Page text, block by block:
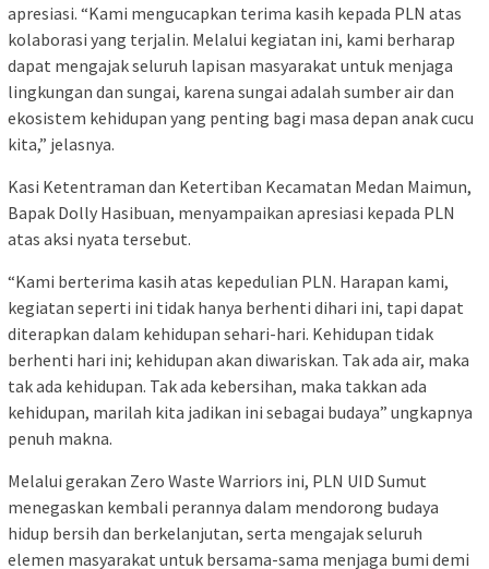
apresiasi. “Kami mengucapkan terima kasih kepada PLN atas
kolaborasi yang terjalin. Melalui kegiatan ini, kami berharap
dapat mengajak seluruh lapisan masyarakat untuk menjaga
lingkungan dan sungai, karena sungai adalah sumber air dan
ekosistem kehidupan yang penting bagi masa depan anak cucu
kita,” jelasnya.
Kasi Ketentraman dan Ketertiban Kecamatan Medan Maimun,
Bapak Dolly Hasibuan, menyampaikan apresiasi kepada PLN
atas aksi nyata tersebut.
“Kami berterima kasih atas kepedulian PLN. Harapan kami,
kegiatan seperti ini tidak hanya berhenti dihari ini, tapi dapat
diterapkan dalam kehidupan sehari-hari. Kehidupan tidak
berhenti hari ini; kehidupan akan diwariskan. Tak ada air, maka
tak ada kehidupan. Tak ada kebersihan, maka takkan ada
kehidupan, marilah kita jadikan ini sebagai budaya” ungkapnya
penuh makna.
Melalui gerakan Zero Waste Warriors ini, PLN UID Sumut
menegaskan kembali perannya dalam mendorong budaya
hidup bersih dan berkelanjutan, serta mengajak seluruh
elemen masyarakat untuk bersama-sama menjaga bumi demi